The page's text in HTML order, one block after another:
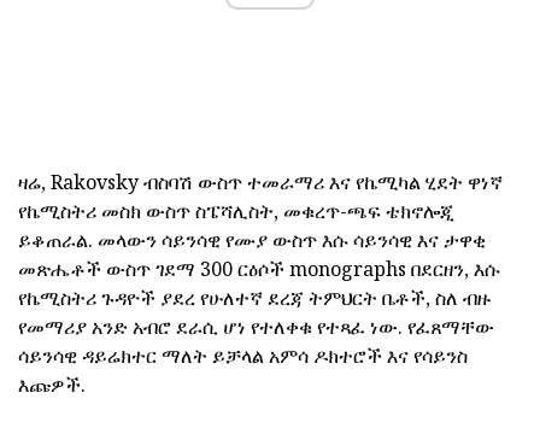
ዛሬ, Rakovsky ብስባሽ ውስጥ ተመራማሪ እና የኬሚካል ሂደት ዋነኛ
የኬሚስትሪ መስክ ውስጥ ስፔሻሊስት, መቁረጥ-ጫፍ ቴክኖሎጂ
ይቆጠራል. መላውን ሳይንሳዊ የሙያ ውስጥ እሱ ሳይንሳዊ እና ታዋቂ
መጽሔቶች ውስጥ ገደማ 300 ርዕሶች monographs በደርዘን, እሱ
የኬሚስትሪ ጉዳዮች ያደረ የሁለተኛ ደረጃ ትምህርት ቤቶች, ስለ ብዙ
የመማሪያ አንድ አብሮ ደራሲ ሆነ የተለቀቁ የተጻፈ ነው. የፈጸማቸው
ሳይንሳዊ ዳይሬክተር ማለት ይቻላል አምሳ ዶክተሮች እና የሳይንስ
እጩዎች.